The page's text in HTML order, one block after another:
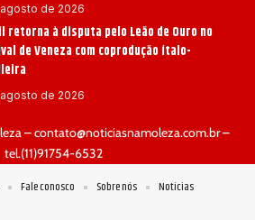
de 2026
retorna à disputa pelo Leão de Ouro no
de Veneza com coprodução ítalo-
de 2026
–contato@noticiasnamoleza.com.br–
tel.(11)91754-6532
Fale conosco Sobre nós Notícias